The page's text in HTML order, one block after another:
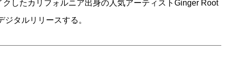
したカリフォルニア出身の人気アーティストGinger Root
タルリリースする。